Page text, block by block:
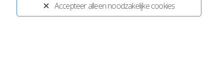
Accepteer alleen noodzakelijke cookies